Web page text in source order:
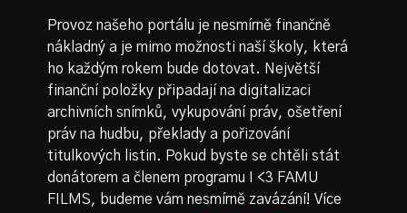
Provoz našeho portálu je nesmírně finančně
nákladný a je mimo možnosti naší školy, která
ho každým rokem bude dotovat. Největší
finanční položky připadají na digitalizaci
archivních snímků, vykupování práv, ošetření
práv na hudbu, překlady a pořizování
titulkových listin. Pokud byste se chtěli stát
donátorem a členem programu I <3 FAMU
FILMS, budeme vám nesmírně zavázání! Více